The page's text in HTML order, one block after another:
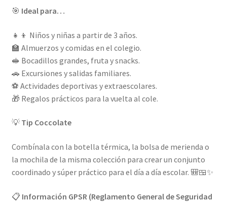
🎯 Ideal para…
👧👦 Niños y niñas a partir de 3 años.
🏫 Almuerzos y comidas en el colegio.
🥪 Bocadillos grandes, fruta y snacks.
🚗 Excursiones y salidas familiares.
⚽ Actividades deportivas y extraescolares.
🎁 Regalos prácticos para la vuelta al cole.
💡 Tip Coccolate
Combínala con la botella térmica, la bolsa de merienda o
la mochila de la misma colección para crear un conjunto
coordinado y súper práctico para el día a día escolar. 🎒🍱✨
📋 Información GPSR (Reglamento General de Seguridad